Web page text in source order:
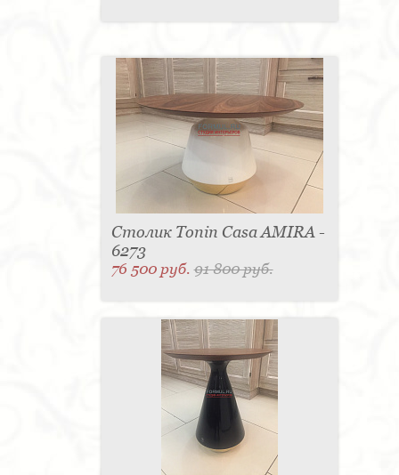
Столик Tonin Casa AMIRA -
6273
76 500 руб.91 800 руб.